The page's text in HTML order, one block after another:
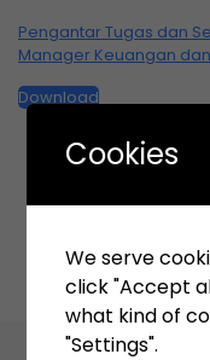
Pengantar Tugas dan
Manager Keuangan
Download
Tags: KSO
Cookies
We serve
click "Accept
what kind of
"Settings".